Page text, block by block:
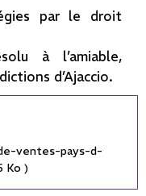
par le droit
à l’amiable,
d’Ajaccio.
ventes-pays-d-
Ko )